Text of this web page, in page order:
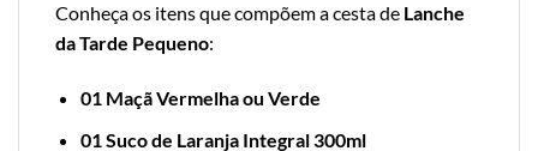
Conheça os itens que compõem a cesta de Lanche
da Tarde Pequeno:
01 Maçã Vermelha ou Verde
01 Suco de Laranja Integral 300ml